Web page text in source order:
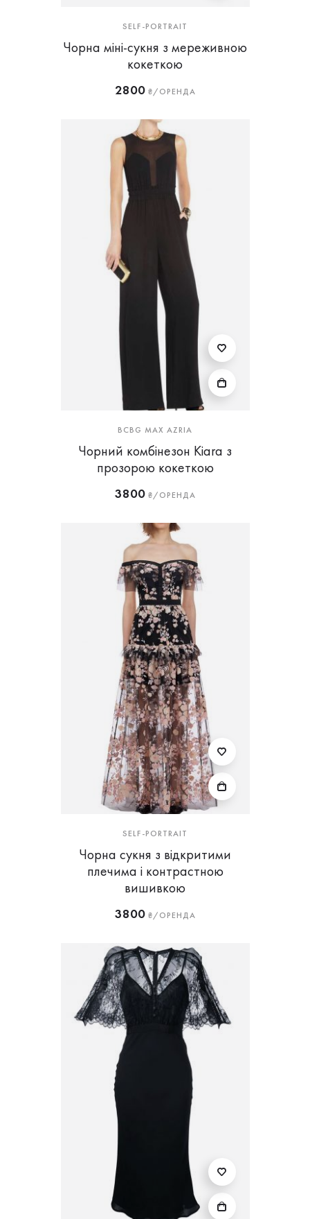
SELF-PORTRAIT
Чорна міні-сукня з мереживною
кокеткою
2800₴/ОРЕНДА
BCBG MAX AZRIA
Чорний комбінезон Kiara з
прозорою кокеткою
3800₴/ОРЕНДА
SELF-PORTRAIT
Чорна сукня з відкритими
плечима і контрастною
вишивкою
3800₴/ОРЕНДА